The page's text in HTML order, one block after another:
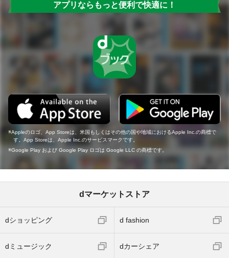
アプリならもっと便利で快適に！
Appleのロゴ、App Storeは、米国もしくはその他の国や地域におけるApple Inc.の商標で
す。App Storeは、Apple Inc.のサービスマークです。
Google Play および Google Play ロゴは Google LLC の商標です。
dマーケットストア
dショッピング d fashion
dミュージック dカーシェア